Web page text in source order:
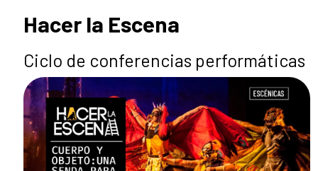
Hacer la Escena
Ciclo de conferencias performáticas